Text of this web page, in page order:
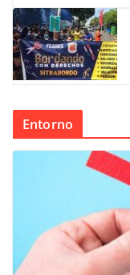
Entorno